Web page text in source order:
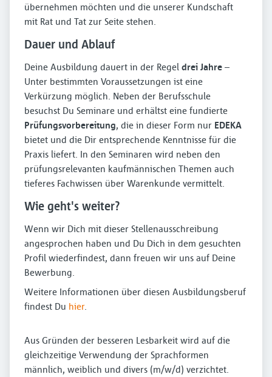
übernehmen möchten und die unserer Kundschaft
mit Rat und Tat zur Seite stehen.
Dauer und Ablauf
Deine Ausbildung dauert in der Regel drei Jahre –
Unter bestimmten Voraussetzungen ist eine
Verkürzung möglich. Neben der Berufsschule
besuchst Du Seminare und erhältst eine fundierte
Prüfungsvorbereitung, die in dieser Form nur EDEKA
bietet und die Dir entsprechende Kenntnisse für die
Praxis liefert. In den Seminaren wird neben den
prüfungsrelevanten kaufmännischen Themen auch
tieferes Fachwissen über Warenkunde vermittelt.
Wie geht's weiter?
Wenn wir Dich mit dieser Stellenausschreibung
angesprochen haben und Du Dich in dem gesuchten
Profil wiederfindest, dann freuen wir uns auf Deine
Bewerbung.
Weitere Informationen über diesen Ausbildungsberuf
findest Du hier.
Aus Gründen der besseren Lesbarkeit wird auf die
gleichzeitige Verwendung der Sprachformen
männlich, weiblich und divers (m/w/d) verzichtet.